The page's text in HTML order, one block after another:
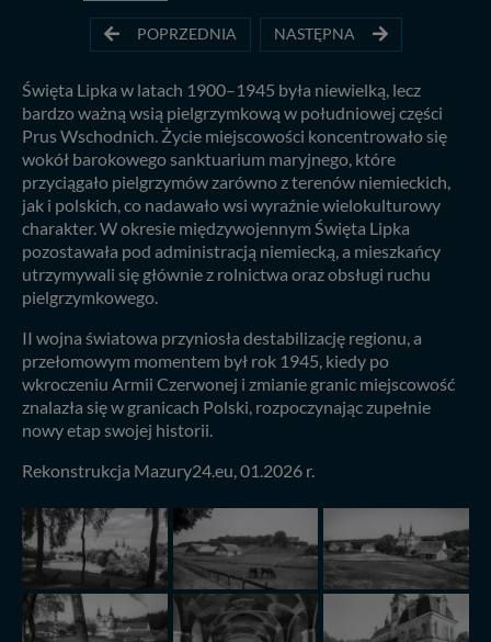
POPRZEDNIA NASTĘPNA
Święta Lipka w latach 1900–1945 była niewielką, lecz
bardzo ważną wsią pielgrzymkową w południowej części
Prus Wschodnich. Życie miejscowości koncentrowało się
wokół barokowego sanktuarium maryjnego, które
przyciągało pielgrzymów zarówno z terenów niemieckich,
jak i polskich, co nadawało wsi wyraźnie wielokulturowy
charakter. W okresie międzywojennym Święta Lipka
pozostawała pod administracją niemiecką, a mieszkańcy
utrzymywali się głównie z rolnictwa oraz obsługi ruchu
pielgrzymkowego.
II wojna światowa przyniosła destabilizację regionu, a
przełomowym momentem był rok 1945, kiedy po
wkroczeniu Armii Czerwonej i zmianie granic miejscowość
znalazła się w granicach Polski, rozpoczynając zupełnie
nowy etap swojej historii.
Rekonstrukcja Mazury24.eu, 01.2026 r.